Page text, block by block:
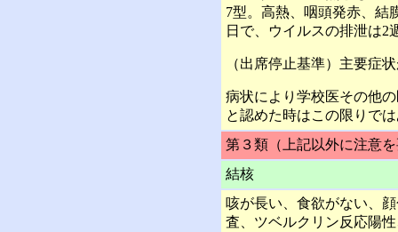
7型。高熱、咽頭発赤、結
日で、ウイルスの排泄は2
（出席停止基準）主要症
病状により学校医その他
と認めた時はこの限りで
第３類（上記以外に注意
結核
咳が長い、食欲がない、
査、ツベルクリン反応陽